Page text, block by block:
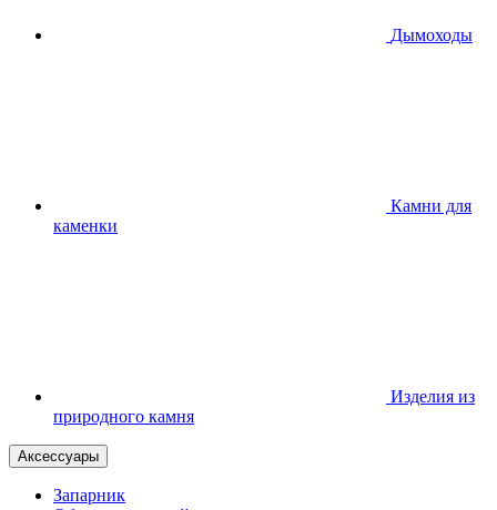
Дымоходы
Камни для
каменки
Изделия из
природного камня
Аксессуары
Запарник